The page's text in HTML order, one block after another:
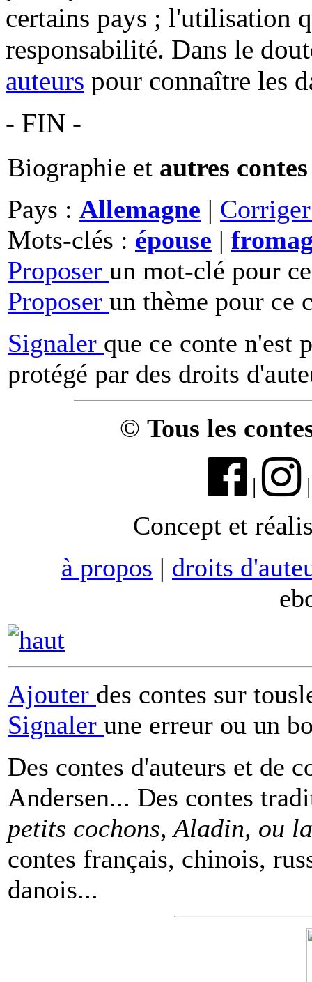
certains pays ; l'utilisation
responsabilité. Dans le
auteurs pour connaître les
- FIN -
Biographie et autres contes
Pays : Allemagne |
Mots-clés : épouse |
Proposer un mot-clé pour
Proposer un thème pour ce
Signaler que ce conte n'est
protégé par des droits
© Tous les
|
Concept et
à propos | droits
Ajouter des contes sur
Signaler une erreur ou un
Des contes d'auteurs et de
Andersen... Des contes
petits cochons, Aladin, ou
contes français, chinois,
danois...